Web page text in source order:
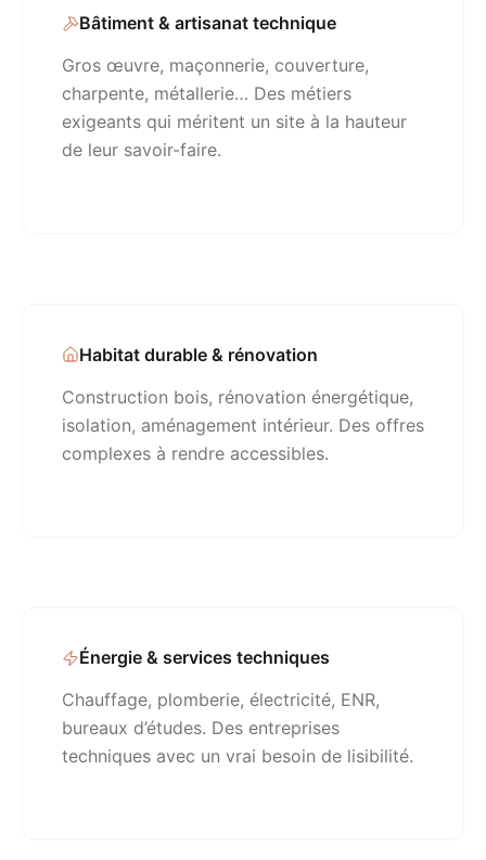
Bâtiment & artisanat technique
Gros œuvre, maçonnerie, couverture,
charpente, métallerie… Des métiers
exigeants qui méritent un site à la hauteur
de leur savoir-faire.
Habitat durable & rénovation
Construction bois, rénovation énergétique,
isolation, aménagement intérieur. Des offres
complexes à rendre accessibles.
Énergie & services techniques
Chauffage, plomberie, électricité, ENR,
bureaux d’études. Des entreprises
techniques avec un vrai besoin de lisibilité.